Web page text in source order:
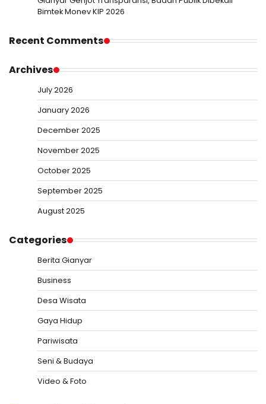
Bimtek Monev KIP 2026
Recent Comments
Archives
July 2026
January 2026
December 2025
November 2025
October 2025
September 2025
August 2025
Categories
Berita Gianyar
Business
Desa Wisata
Gaya Hidup
Pariwisata
Seni & Budaya
Video & Foto